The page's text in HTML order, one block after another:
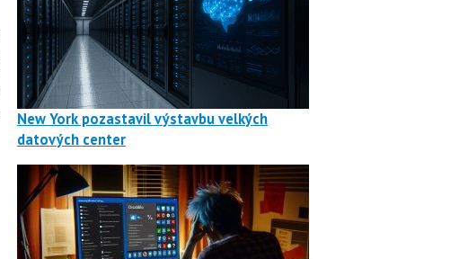
New York pozastavil výstavbu velkých
datových center